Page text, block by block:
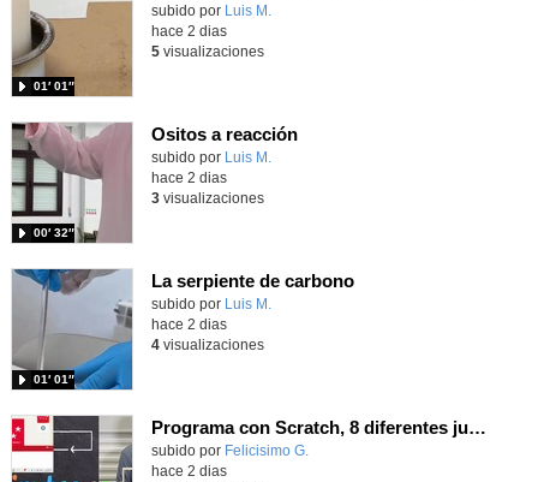
Contenido educativo.
subido por Luis M.
01′ 01″
hace 2 dias
5visualizaciones
Ositos a reacción
Contenido educativo.
subido por Luis M.
00′ 32″
hace 2 dias
3visualizaciones
La serpiente de carbono
Contenido educativo.
subido por Luis M.
01′ 01″
hace 2 dias
4visualizaciones
Programa con Scratch, 8 diferentes juegos para vivir la emoción de los partidos de España en el mundial 2026
Contenido educativo.
subido por Felicisimo G.
hace 2 dias